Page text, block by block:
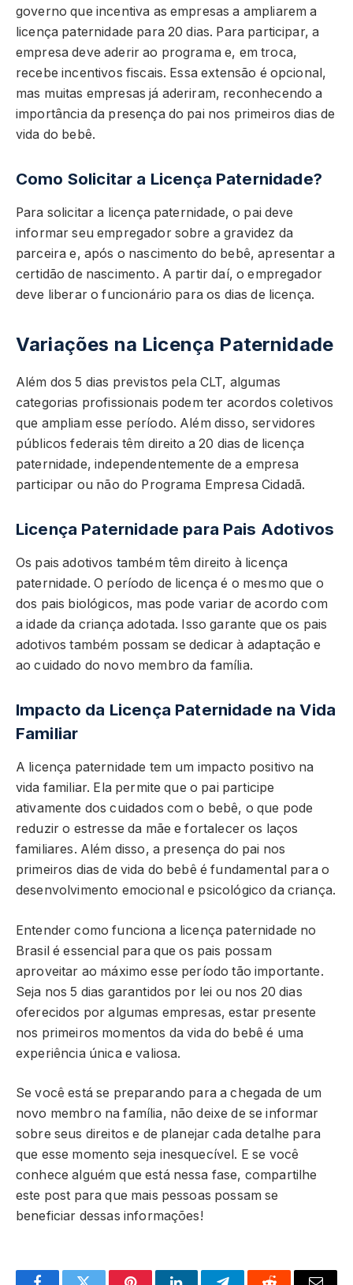
governo que incentiva as empresas a ampliarem a
licença paternidade para 20 dias. Para participar, a
empresa deve aderir ao programa e, em troca,
recebe incentivos fiscais. Essa extensão é opcional,
mas muitas empresas já aderiram, reconhecendo a
importância da presença do pai nos primeiros dias de
vida do bebê.
Como Solicitar a Licença Paternidade?
Para solicitar a licença paternidade, o pai deve
informar seu empregador sobre a gravidez da
parceira e, após o nascimento do bebê, apresentar a
certidão de nascimento. A partir daí, o empregador
deve liberar o funcionário para os dias de licença.
Variações na Licença Paternidade
Além dos 5 dias previstos pela CLT, algumas
categorias profissionais podem ter acordos coletivos
que ampliam esse período. Além disso, servidores
públicos federais têm direito a 20 dias de licença
paternidade, independentemente de a empresa
participar ou não do Programa Empresa Cidadã.
Licença Paternidade para Pais Adotivos
Os pais adotivos também têm direito à licença
paternidade. O período de licença é o mesmo que o
dos pais biológicos, mas pode variar de acordo com
a idade da criança adotada. Isso garante que os pais
adotivos também possam se dedicar à adaptação e
ao cuidado do novo membro da família.
Impacto da Licença Paternidade na Vida
Familiar
A licença paternidade tem um impacto positivo na
vida familiar. Ela permite que o pai participe
ativamente dos cuidados com o bebê, o que pode
reduzir o estresse da mãe e fortalecer os laços
familiares. Além disso, a presença do pai nos
primeiros dias de vida do bebê é fundamental para o
desenvolvimento emocional e psicológico da criança.
Entender como funciona a licença paternidade no
Brasil é essencial para que os pais possam
aproveitar ao máximo esse período tão importante.
Seja nos 5 dias garantidos por lei ou nos 20 dias
oferecidos por algumas empresas, estar presente
nos primeiros momentos da vida do bebê é uma
experiência única e valiosa.
Se você está se preparando para a chegada de um
novo membro na família, não deixe de se informar
sobre seus direitos e de planejar cada detalhe para
que esse momento seja inesquecível. E se você
conhece alguém que está nessa fase, compartilhe
este post para que mais pessoas possam se
beneficiar dessas informações!